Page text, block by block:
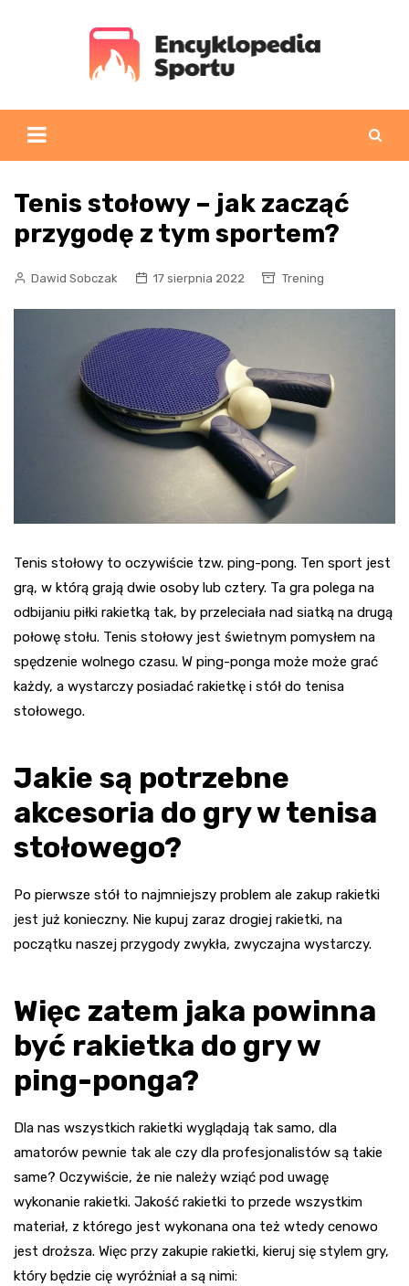
Tenis stołowy – jak zacząć
przygodę z tym sportem?
Dawid Sobczak 17 sierpnia 2022 Trening
Tenis stołowy to oczywiście tzw. ping-pong. Ten sport jest
grą, w którą grają dwie osoby lub cztery. Ta gra polega na
odbijaniu piłki rakietką tak, by przeleciała nad siatką na drugą
połowę stołu. Tenis stołowy jest świetnym pomysłem na
spędzenie wolnego czasu. W ping-ponga może może grać
każdy, a wystarczy posiadać rakietkę i stół do tenisa
stołowego.
Jakie są potrzebne
akcesoria do gry w tenisa
stołowego?
Po pierwsze stół to najmniejszy problem ale zakup rakietki
jest już konieczny. Nie kupuj zaraz drogiej rakietki, na
początku naszej przygody zwykła, zwyczajna wystarczy.
Więc zatem jaka powinna
być rakietka do gry w
ping-ponga?
Dla nas wszystkich rakietki wyglądają tak samo, dla
amatorów pewnie tak ale czy dla profesjonalistów są takie
same? Oczywiście, że nie należy wziąć pod uwagę
wykonanie rakietki. Jakość rakietki to przede wszystkim
materiał, z którego jest wykonana ona też wtedy cenowo
jest droższa. Więc przy zakupie rakietki, kieruj się stylem gry,
który będzie cię wyróżniał a są nimi: